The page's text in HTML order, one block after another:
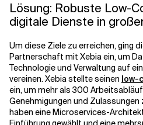
Lösung: Robuste Low-
digitale Dienste in
Um diese Ziele zu erreichen, ging
Partnerschaft mit Xebia ein, um
Technologie und Verwaltung auf
vereinen. Xebia stellte seinen low-
ein, um mehr als 300
Genehmigungen und
haben eine Microservices-